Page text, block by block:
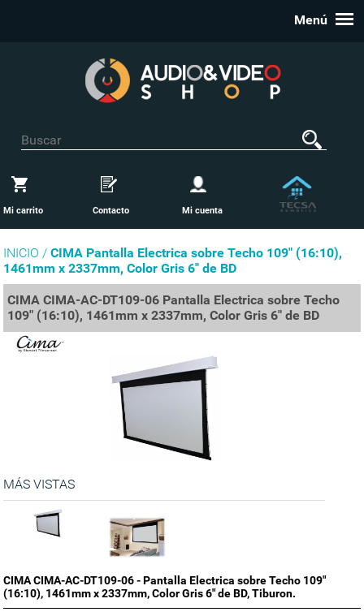
Menú
Mi carrito Contacto Mi cuenta
INICIO /CIMA Pantalla Electrica sobre Techo 109" (16:10),
1461mm x 2337mm, Color Gris 6" de BD
CIMA CIMA-AC-DT109-06 Pantalla Electrica sobre Techo
109" (16:10), 1461mm x 2337mm, Color Gris 6" de BD
MÁS VISTAS
CIMA CIMA-AC-DT109-06 - Pantalla Electrica sobre Techo 109"
(16:10), 1461mm x 2337mm, Color Gris 6" de BD, Tiburon.